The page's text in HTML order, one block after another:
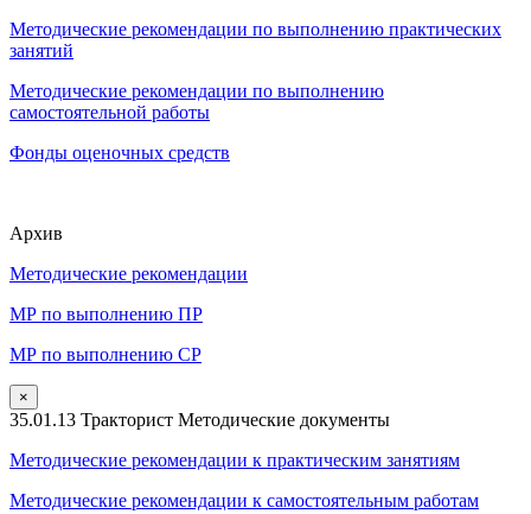
Методические рекомендации по выполнению практических
занятий
Методические рекомендации по выполнению
самостоятельной работы
Фонды оценочных средств
Архив
Методические рекомендации
МР по выполнению ПР
МР по выполнению СР
×
35.01.13 Тракторист Методические документы
Методические рекомендации к практическим занятиям
Методические рекомендации к самостоятельным работам